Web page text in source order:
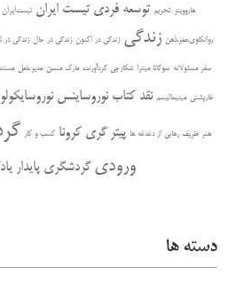
هاروویتز تحریم توسعه فردی تیست ایران تیست‌ایران
روانکاوی،مغز،ذهن زندگی زندگی در اکنون زندگی در حال زندگی در
سفر مسئولانه سوگاتا میترا شکارچی گردآورنده مارک منسن مدیرعامل
خارپشتی مینیمالیسم نقد کتاب نوروساینس
هنر ظریف رهایی از دغدغه ها پیتر گری کرونا کسب و کار
ورودی گردشگری پایدار
دسته ها